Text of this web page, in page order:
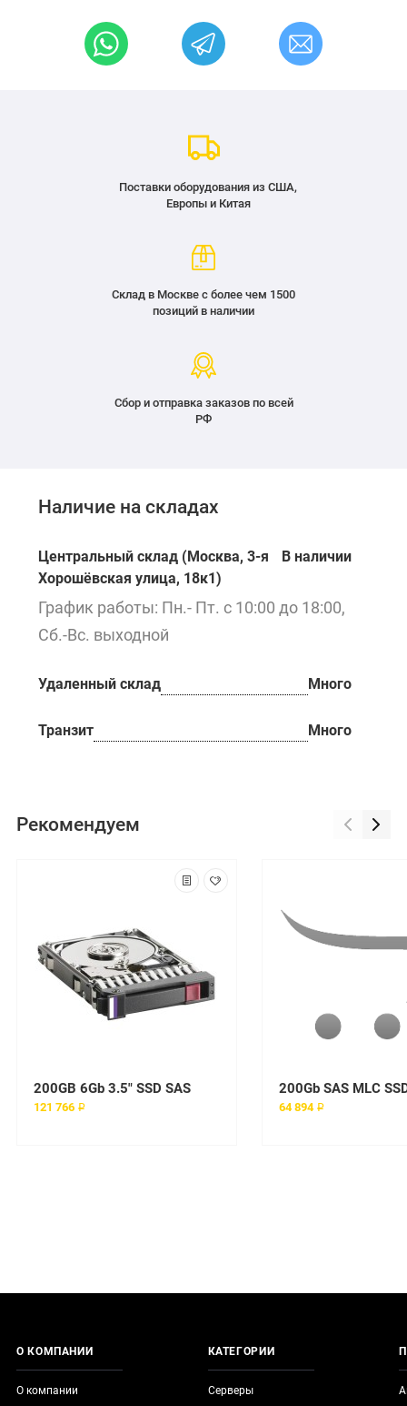
Поставки оборудования из США,
Европы и Китая
Склад в Москве с более чем 1500
позиций в наличии
Сбор и отправка заказов по всей
РФ
Наличие на складах
Центральный склад (Москва, 3-я
Хорошёвская улица, 18к1)
В наличии
График работы: Пн.- Пт. с 10:00 до 18:00,
Сб.-Вс. выходной
Удаленный склад Много
Транзит Много
Рекомендуем
200GB 6Gb 3.5" SSD SAS
121 766 ₽ 64 894 ₽
О КОМПАНИИ
О компании
КАТЕГОРИИ
Серверы